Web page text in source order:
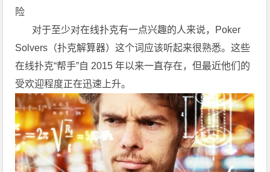
险
对于至少对在线扑克有一点兴趣的人来说，Poker
Solvers（扑克解算器）这个词应该听起来很熟悉。这些
在线扑克“帮手”自 2015 年以来一直存在，但最近他们的
受欢迎程度正在迅速上升。